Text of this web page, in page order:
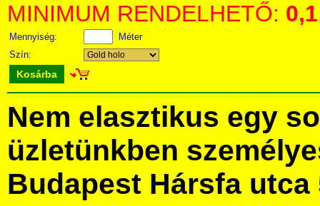
MINIMUM RENDELHETŐ: 0,1
Mennyiség:
Méter
Szín:
Kosárba
Nem elasztikus egy
üzletünkben
Budapest Hársfa utca